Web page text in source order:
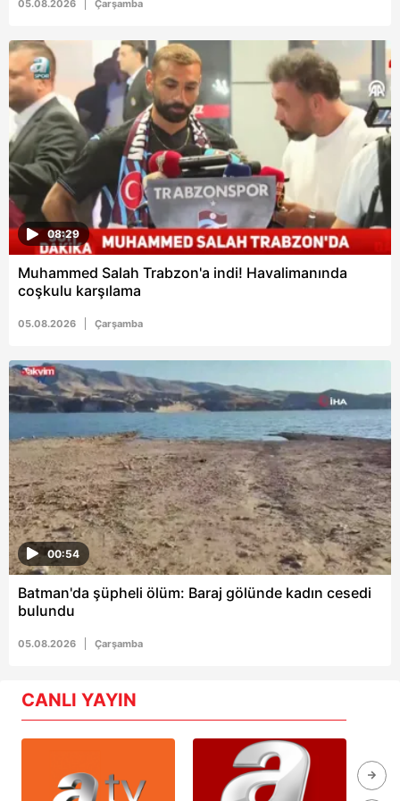
05.08.2026 Çarşamba
08:29
Muhammed Salah Trabzon'a indi! Havalimanında
coşkulu karşılama
05.08.2026 Çarşamba
00:54
Batman'da şüpheli ölüm: Baraj gölünde kadın cesedi
bulundu
05.08.2026 Çarşamba
CANLI YAYIN